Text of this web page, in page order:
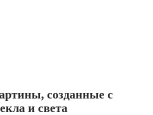
созданные с
и света